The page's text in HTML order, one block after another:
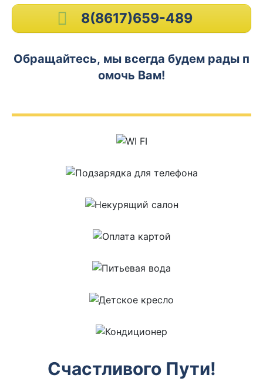
8(8617)659-489
Обращайтесь, мы всегда будем рады п
омочь Вам!
Счастливого Пути!